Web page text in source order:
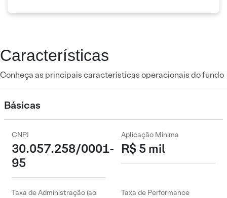
Características
Conheça as principais características operacionais do fundo
Básicas
CNPJ
30.057.258/0001-
95
Aplicação Mínima
R$ 5 mil
Taxa de Administração (ao
Taxa de Performance